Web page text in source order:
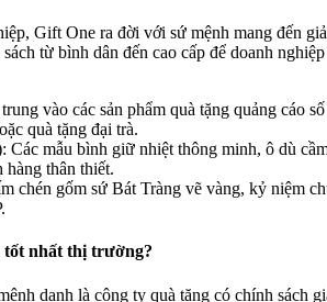
Gift One ra đời với sứ mệnh mang đến
từ bình dân đến cao cấp để doanh
vào các sản phẩm quà tặng quảng cáo
quà tặng đại trà.
mẫu bình giữ nhiệt thông minh, ô dù
hàng thân thiết.
chén gốm sứ Bát Tràng vẽ vàng, kỷ niệm
tốt nhất thị trường?​
danh là công ty quà tặng có chính